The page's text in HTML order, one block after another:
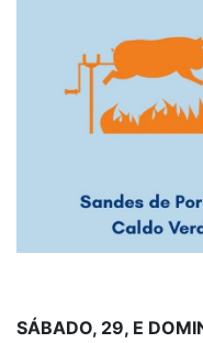
SÁBADO, 29, E